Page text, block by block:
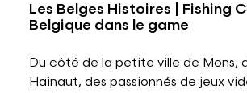
Les Belges Histoires | Fishing
Belgique dans le game
Du côté de la petite ville de Mons,
Hainaut, des passionnés de jeux